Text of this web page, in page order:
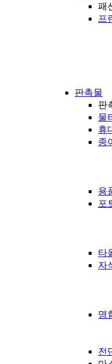
패
프
판촉물
판
물
휴
종
용
포
타
자
명
전